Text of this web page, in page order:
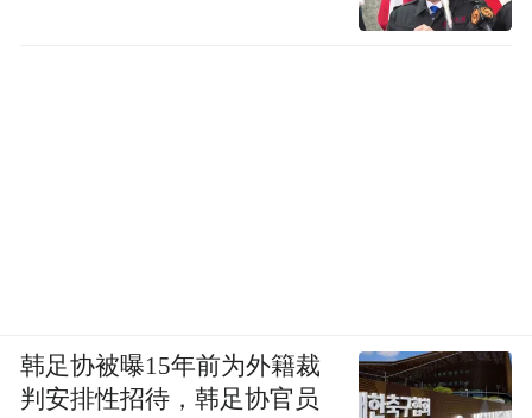
韩足协被曝15年前为外籍裁
判安排性招待，韩足协官员